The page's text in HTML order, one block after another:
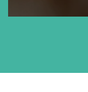
LIPOGARD